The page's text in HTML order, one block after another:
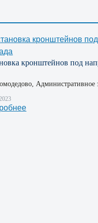
кронштейнов под
Административное